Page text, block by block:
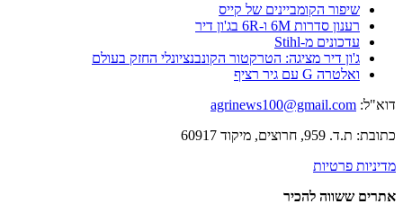
שיפור הקומביינים של קייס
רענון סדרות 6M ו-6R בג'ון דיר
עדכונים מ-Stihl
ג'ון דיר מציגה: הטרקטור הקונבנציונלי החזק בעולם
ואלטרה G עם גיר רציף
דוא"ל: agrinews100@gmail.com
כתובת: ת.ד. 959, חרוצים, מיקוד 60917
מדיניות פרטיות
אתרים ששווה להכיר